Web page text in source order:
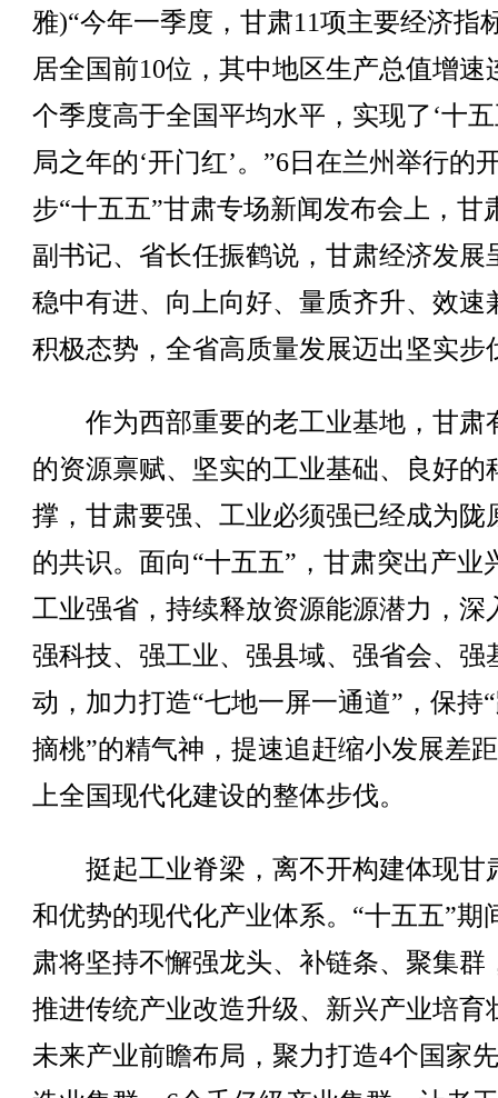
雅)“今年一季度，甘肃11项主要经济指
居全国前10位，其中地区生产总值增速
个季度高于全国平均水平，实现了‘十五
局之年的‘开门红’。”6日在兰州举行的
步“十五五”甘肃专场新闻发布会上，甘
副书记、省长任振鹤说，甘肃经济发展
稳中有进、向上向好、量质齐升、效速
积极态势，全省高质量发展迈出坚实步
作为西部重要的老工业基地，甘肃
的资源禀赋、坚实的工业基础、良好的
撑，甘肃要强、工业必须强已经成为陇
的共识。面向“十五五”，甘肃突出产业
工业强省，持续释放资源能源潜力，深
强科技、强工业、强县域、强省会、强
动，加力打造“七地一屏一通道”，保持
摘桃”的精气神，提速追赶缩小发展差
上全国现代化建设的整体步伐。
挺起工业脊梁，离不开构建体现甘
和优势的现代化产业体系。“十五五”期
肃将坚持不懈强龙头、补链条、聚集群
推进传统产业改造升级、新兴产业培育
未来产业前瞻布局，聚力打造4个国家